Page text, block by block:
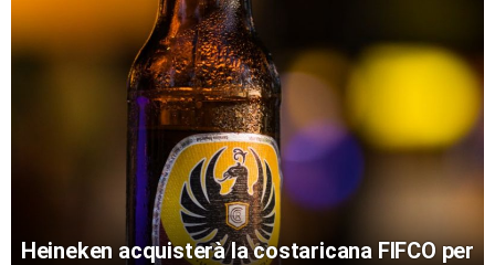
Heineken acquisterà la costaricana FIFCO per